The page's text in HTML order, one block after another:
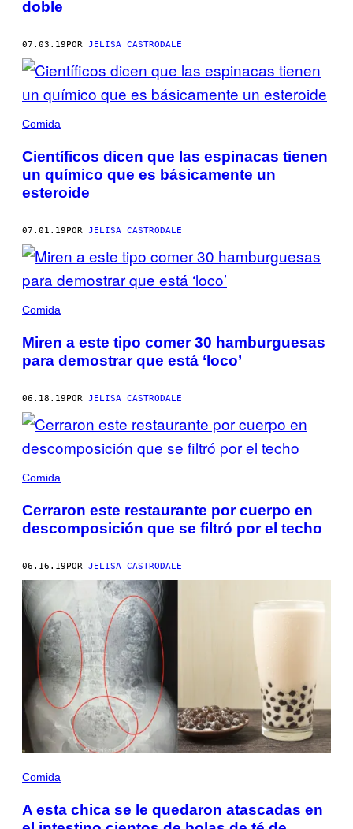
doble
07.03.19POR JELISA CASTRODALE
Comida
Científicos dicen que las espinacas tienen
un químico que es básicamente un
esteroide
07.01.19POR JELISA CASTRODALE
Comida
Miren a este tipo comer 30 hamburguesas
para demostrar que está ‘loco’
06.18.19POR JELISA CASTRODALE
Comida
Cerraron este restaurante por cuerpo en
descomposición que se filtró por el techo
06.16.19POR JELISA CASTRODALE
Comida
A esta chica se le quedaron atascadas en